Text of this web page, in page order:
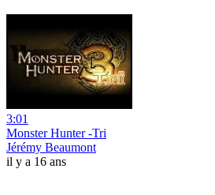
3:01
Monster Hunter -Tri
Jérémy Beaumont
il y a 16 ans